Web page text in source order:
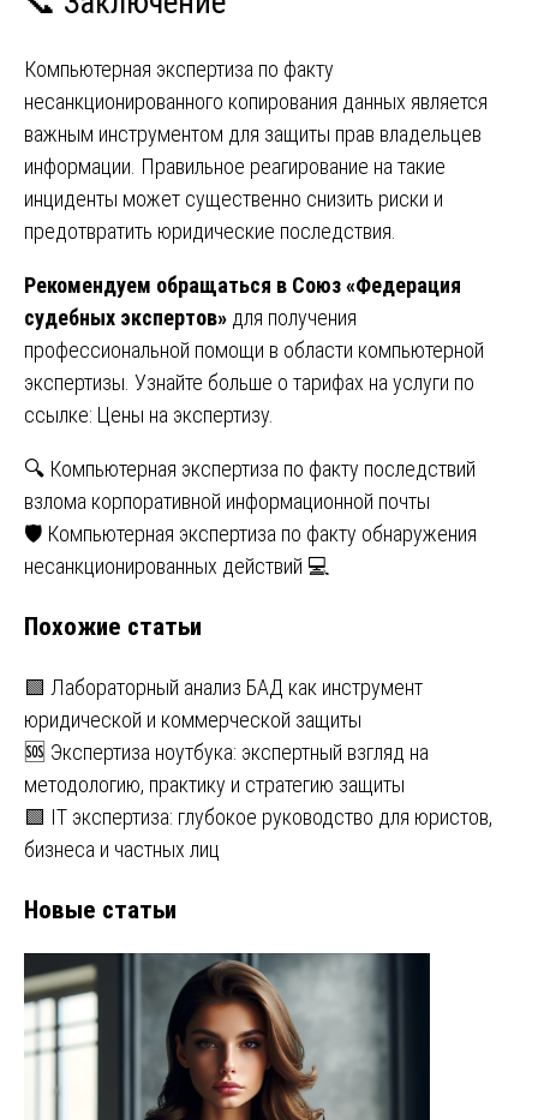
Компьютерная экспертиза по факту
несанкционированного копирования данных является
важным инструментом для защиты прав владельцев
информации. Правильное реагирование на такие
инциденты может существенно снизить риски и
предотвратить юридические последствия.
Рекомендуем обращаться в Союз «Федерация
судебных экспертов» для получения
профессиональной помощи в области компьютерной
экспертизы. Узнайте больше о тарифах на услуги по
ссылке: Цены на экспертизу.
Навигация
по
записям
🔍 Компьютерная экспертиза по факту последствий
взлома корпоративной информационной почты
🛡️ Компьютерная экспертиза по факту обнаружения
несанкционированных действий 💻
Похожие статьи
🟩 Лабораторный анализ БАД как инструмент
юридической и коммерческой защиты
🆘 Экспертиза ноутбука: экспертный взгляд на
методологию, практику и стратегию защиты
🟩 IT экспертиза: глубокое руководство для юристов,
бизнеса и частных лиц
Новые статьи